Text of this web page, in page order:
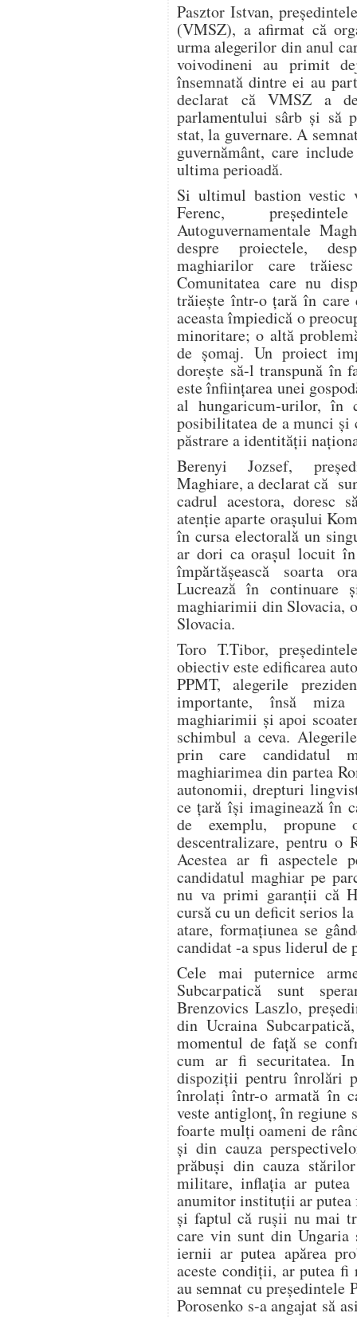
Pasztor Istvan,
(VMSZ), a afirmat că
urma alegerilor din anul
voivodineni au primit
însemnată dintre ei au
declarat că VMSZ a
parlamentului sârb şi să
stat, la guvernare. A
guvernământ, care
ultima perioadă.
Si ultimul bastion vestic
Ferenc,
Autoguvernamentale
despre proiectele,
maghiarilor care
Comunitatea care nu
trăieşte într-o ţară în care
aceasta împiedică o
minoritare; o altă
de şomaj. Un proiect
doreşte să-l transpună în
este înfiinţarea unei
al hungaricum-urilor,
posibilitatea de a munci şi
păstrare a identităţii
Berenyi Jozsef,
Maghiare, a declarat că
cadrul acestora, doresc
atenţie aparte oraşului
în cursa electorală un
ar dori ca oraşul locuit
împărtăşească soarta
Lucrează în continuare
maghiarimii din Slovacia,
Slovacia.
Toro T.Tibor,
obiectiv este edificarea
PPMT, alegerile
importante, însă
maghiarimii şi apoi
schimbul a ceva.
prin care candidatul
maghiarimea din partea
autonomii, drepturi
ce ţară îşi imaginează în
de exemplu, propune
descentralizare, pentru o
Acestea ar fi aspectele
candidatul maghiar pe
nu va primi garanţii că
cursă cu un deficit serios
atare, formaţiunea se
candidat -a spus liderul de
Cele mai puternice
Subcarpatică sunt
Brenzovics Laszlo,
din Ucraina
momentul de faţă se
cum ar fi securitatea.
dispoziţii pentru înrolări
înrolaţi într-o armată în
veste antiglonţ, în regiune
foarte mulţi oameni de
şi din cauza
prăbuşi din cauza
militare, inflaţia ar putea
anumitor instituţii ar putea
şi faptul că ruşii nu mai
care vin sunt din Ungaria
iernii ar putea apărea
aceste condiţii, ar putea fi
au semnat cu preşedintele
Porosenko s-a angajat să